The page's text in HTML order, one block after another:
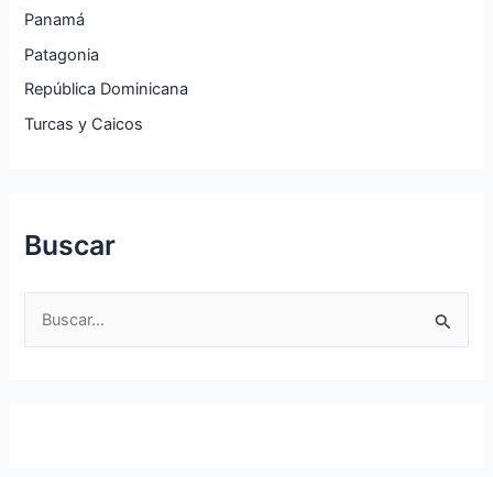
Panamá
Patagonia
República Dominicana
Turcas y Caicos
Buscar